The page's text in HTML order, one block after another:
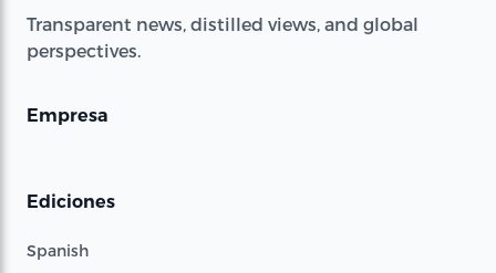
Transparent news, distilled views, and global
perspectives.
Empresa
Ediciones
Spanish